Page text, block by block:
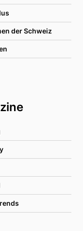
der Schweiz